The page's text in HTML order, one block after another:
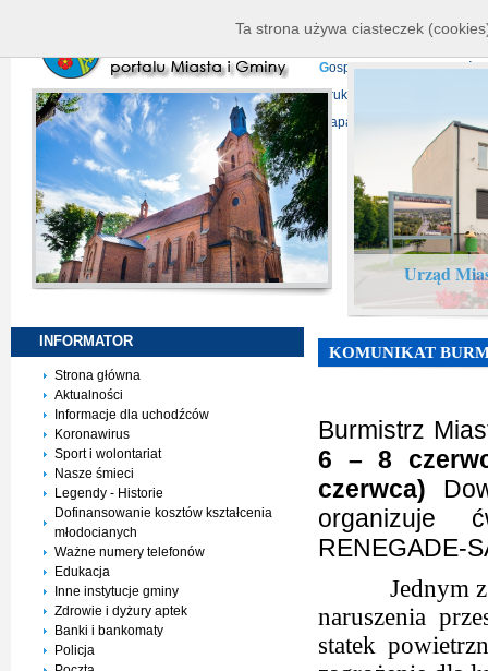
P
rojekty europejskie
Gospodarka
D ruki do pobrania
Mapa serwisu
Urząd
INFORMATOR
Strona główna
Aktualności
Informacje dla uchodźców
Koronawirus
Sport i wolontariat
Nasze śmieci
Legendy - Historie
Dofinansowanie kosztów kształcenia
młodocianych
Ważne numery telefonów
Edukacja
Inne instytucje gminy
Zdrowie i dyżury aptek
Banki i bankomaty
Policja
KOMUNIKAT
Burmistrz
6 – 8
czerwca)
organizuje
RENEGADE-
Jednym
naruszenia
statek
Ta strona używa ciasteczek